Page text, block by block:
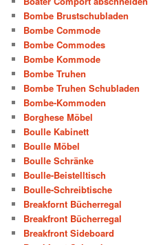
Bombe Brustschubladen
Bombe Commode
Bombe Commodes
Bombe Kommode
Bombe Truhen
Bombe Truhen Schubladen
Bombe-Kommoden
Borghese Möbel
Boulle Kabinett
Boulle Möbel
Boulle Schränke
Boulle-Beistelltisch
Boulle-Schreibtische
Breakfornt Bücherregal
Breakfront Bücherregal
Breakfront Sideboard